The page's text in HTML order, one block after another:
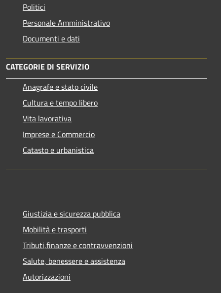
Politici
Personale Amministrativo
Documenti e dati
CATEGORIE DI SERVIZIO
Anagrafe e stato civile
Cultura e tempo libero
Vita lavorativa
Imprese e Commercio
Catasto e urbanistica
Giustizia e sicurezza pubblica
Mobilità e trasporti
Tributi,finanze e contravvenzioni
Salute, benessere e assistenza
Autorizzazioni